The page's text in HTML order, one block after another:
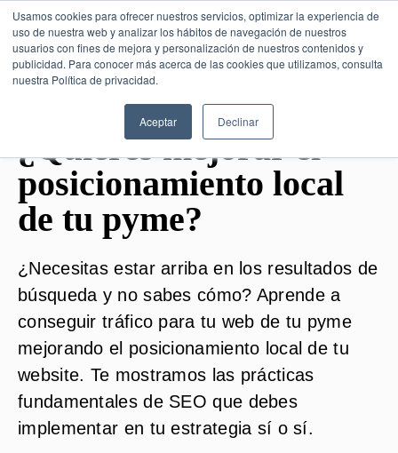
Usamos cookies para ofrecer nuestros servicios, optimizar la experiencia de
uso de nuestra web y analizar los hábitos de navegación de nuestros
usuarios con fines de mejora y personalización de nuestros contenidos y
publicidad. Para conocer más acerca de las cookies que utilizamos, consulta
nuestra Política de privacidad.
Aceptar Declinar
SESIÓN DE CONSULTORÍA GRATUITA
¿Quieres mejorar el
posicionamiento local
de tu pyme?
¿Necesitas estar arriba en los resultados de
búsqueda y no sabes cómo? Aprende a
conseguir tráfico para tu web de tu pyme
mejorando el posicionamiento local de tu
website. Te mostramos las prácticas
fundamentales de SEO que debes
implementar en tu estrategia sí o sí.